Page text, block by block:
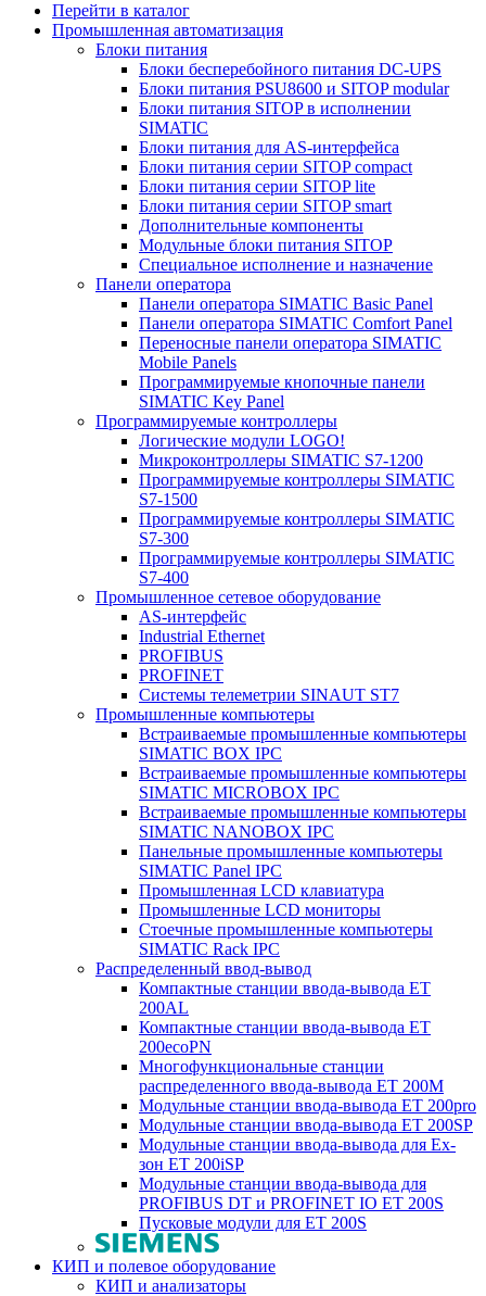
Перейти в каталог
Промышленная автоматизация
Блоки питания
Блоки бесперебойного питания DC-UPS
Блоки питания PSU8600 и SITOP modular
Блоки питания SITOP в исполнении
SIMATIC
Блоки питания для AS-интерфейса
Блоки питания серии SITOP compact
Блоки питания серии SITOP lite
Блоки питания серии SITOP smart
Дополнительные компоненты
Модульные блоки питания SITOP
Специальное исполнение и назначение
Панели оператора
Панели оператора SIMATIC Basic Panel
Панели оператора SIMATIC Comfort Panel
Переносные панели оператора SIMATIC
Mobile Panels
Программируемые кнопочные панели
SIMATIC Key Panel
Программируемые контроллеры
Логические модули LOGO!
Микроконтроллеры SIMATIC S7-1200
Программируемые контроллеры SIMATIC
S7-1500
Программируемые контроллеры SIMATIC
S7-300
Программируемые контроллеры SIMATIC
S7-400
Промышленное сетевое оборудование
AS-интерфейс
Industrial Ethernet
PROFIBUS
PROFINET
Системы телеметрии SINAUT ST7
Промышленные компьютеры
Встраиваемые промышленные компьютеры
SIMATIC BOX IPC
Встраиваемые промышленные компьютеры
SIMATIC MICROBOX IPC
Встраиваемые промышленные компьютеры
SIMATIC NANOBOX IPC
Панельные промышленные компьютеры
SIMATIC Panel IPC
Промышленная LCD клавиатура
Промышленные LCD мониторы
Стоечные промышленные компьютеры
SIMATIC Rack IPC
Распределенный ввод-вывод
Компактные станции ввода-вывода ET
200AL
Компактные станции ввода-вывода ET
200ecoPN
Многофункциональные станции
распределенного ввода-вывода ET 200M
Модульные станции ввода-вывода ET 200pro
Модульные станции ввода-вывода ET 200SP
Модульные станции ввода-вывода для Ex-
зон ET 200iSP
Модульные станции ввода-вывода для
PROFIBUS DT и PROFINET IO ET 200S
Пусковые модули для ET 200S
КИП и полевое оборудование
КИП и анализаторы